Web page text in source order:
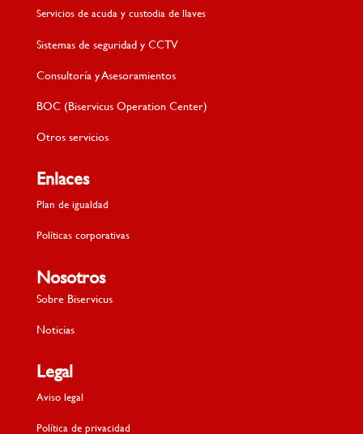
Servicios de acuda y custodia de llaves
Sistemas de seguridad y CCTV
Consultoría y Asesoramientos
BOC (Biservicus Operation Center)
Otros servicios
Enlaces
Plan de igualdad
Políticas corporativas
Nosotros
Sobre Biservicus
Noticias
Legal
Aviso legal
Política de privacidad